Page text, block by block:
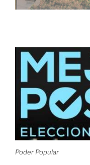
Poder Popular